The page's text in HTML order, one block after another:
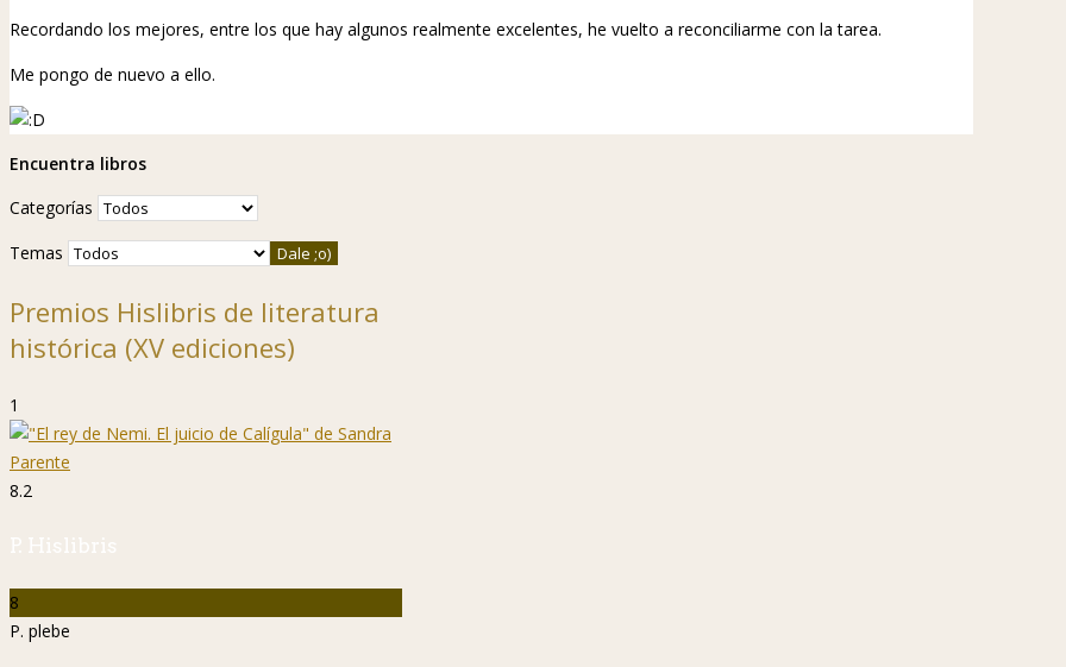
Recordando los mejores, entre los que hay algunos realmente excelentes, he vuelto a reconciliarme con la tarea.
Me pongo de nuevo a ello.
Encuentra libros
Categorías
Temas
Premios Hislibris de literatura
histórica (XV ediciones)
1
8.2
P. Hislibris
8
P. plebe